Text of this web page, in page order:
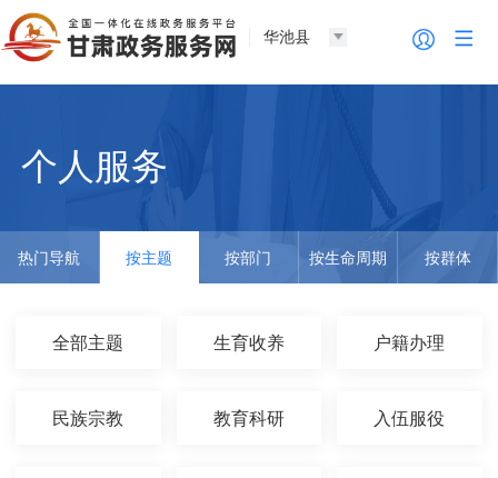
华池县
个人服务
热门导航 按主题 按部门 按生命周期 按群体
全部主题 生育收养 户籍办理
民族宗教 教育科研 入伍服役